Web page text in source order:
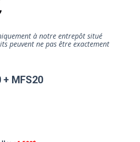
à notre entrepôt situé
peuvent ne pas être exactement
+ MFS20